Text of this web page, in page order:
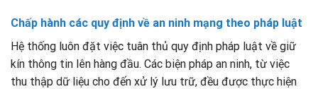
Chấp hành các quy định về an ninh mạng theo pháp luật
Hệ thống luôn đặt việc tuân thủ quy định pháp luật về giữ
kín thông tin lên hàng đầu. Các biện pháp an ninh, từ việc
thu thập dữ liệu cho đến xử lý lưu trữ, đều được thực hiện